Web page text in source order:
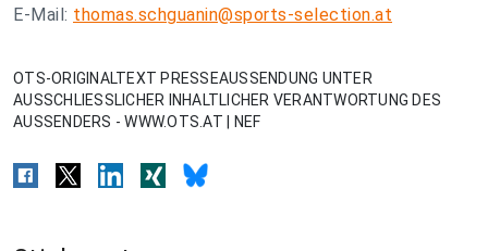
E-Mail: thomas.schguanin@sports-selection.at
OTS-ORIGINALTEXT PRESSEAUSSENDUNG UNTER
AUSSCHLIESSLICHER INHALTLICHER VERANTWORTUNG DES
AUSSENDERS - WWW.OTS.AT | NEF